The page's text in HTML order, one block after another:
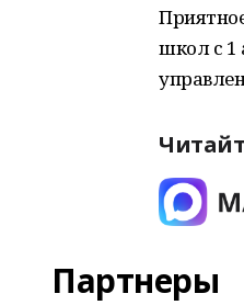
школ с 1
Партнеры